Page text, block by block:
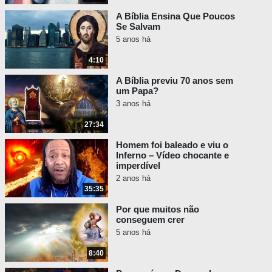
levam ao pecado. Significa superar a
tendência à preguiça espiritual ou os
padrões dos homens em geral, que se
opõem aos padrões de Deus.
Santo Afonso de Ligório: «A
atmosfera do mundo é nociva e
pestilenta. Quem a respira,
facilmente apanha uma infecção
espiritual. O respeito humano,
maus exemplos e conversas
maldosas são fortes incitações
aos apegos terrenos e ao
afastamento da alma de Deus.
Todos sabem que a condenação
de inúmeras almas é atribuível
às ocasiões de pecado tão
comuns no mundo.» -
Tiago 4:4 - «… a amizade deste
mundo é inimiga de Deus…»
4:10
A Bíblia Ensina Que Poucos
Se Salvam
5 anos há
27:34
A Bíblia previu 70 anos sem
um Papa?
3 anos há
35:35
Homem foi baleado e viu o
Inferno – Vídeo chocante e
imperdível
2 anos há
8:40
Por que muitos não
conseguem crer
5 anos há